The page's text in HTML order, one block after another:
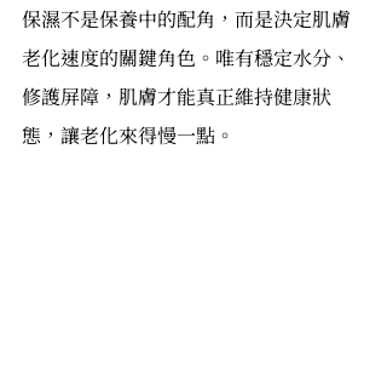
保濕不是保養中的配角，而是決定肌膚
老化速度的關鍵角色。唯有穩定水分、
修護屏障，肌膚才能真正維持健康狀
態，讓老化來得慢一點。